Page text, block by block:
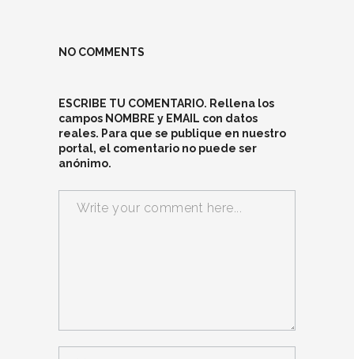
NO COMMENTS
ESCRIBE TU COMENTARIO. Rellena los
campos NOMBRE y EMAIL con datos
reales. Para que se publique en nuestro
portal, el comentario no puede ser
anónimo.